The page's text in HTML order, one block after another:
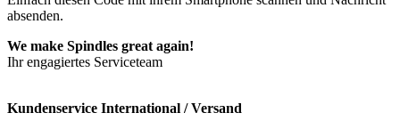
absenden.
We make Spindles great again!
Ihr engagiertes Serviceteam
Kundenservice International / Versand